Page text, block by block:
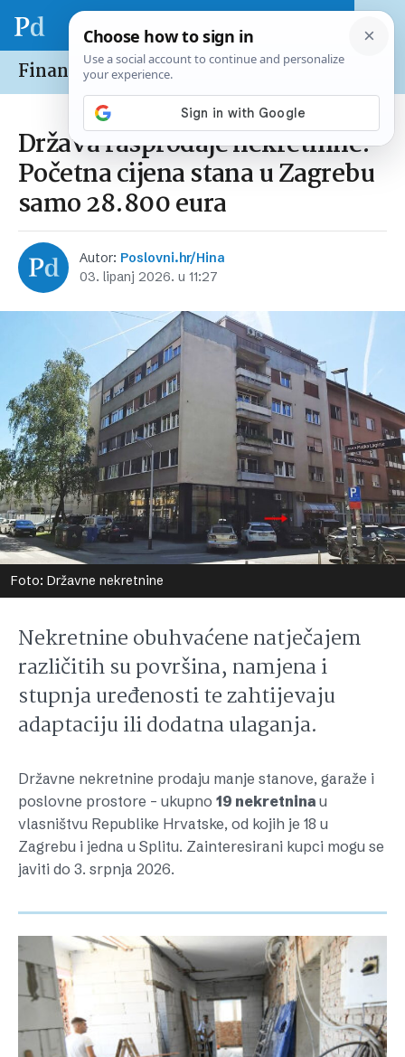
Financije /Nekretnine
Država rasprodaje nekretnine!
Početna cijena stana u Zagrebu
samo 28.800 eura
Autor: Poslovni.hr/Hina
03. lipanj 2026. u 11:27
Foto: Državne nekretnine
Nekretnine obuhvaćene natječajem
različitih su površina, namjena i
stupnja uređenosti te zahtijevaju
adaptaciju ili dodatna ulaganja.
Državne nekretnine prodaju manje stanove, garaže i
poslovne prostore – ukupno 19 nekretnina u
vlasništvu Republike Hrvatske, od kojih je 18 u
Zagrebu i jedna u Splitu. Zainteresirani kupci mogu se
javiti do 3. srpnja 2026.